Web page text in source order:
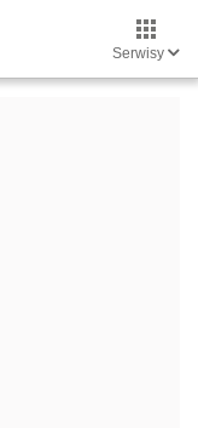
Serwisy